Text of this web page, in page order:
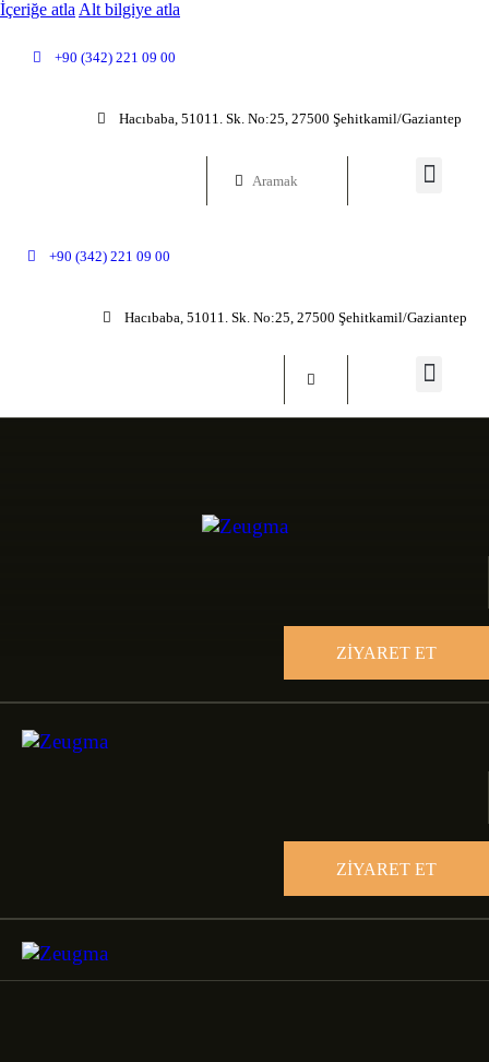
İçeriğe atla Alt bilgiye atla
+90 (342) 221 09 00
Hacıbaba, 51011. Sk. No:25, 27500 Şehitkamil/Gaziantep
+90 (342) 221 09 00
Hacıbaba, 51011. Sk. No:25, 27500 Şehitkamil/Gaziantep
ZİYARET ET
ZİYARET ET